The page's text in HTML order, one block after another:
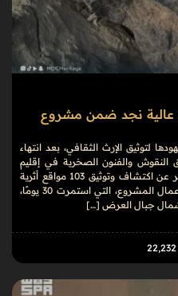
في عالية نجد ضمن مشروع
لتوثيق الإرث الثقافي، بعد انتهاء
والفنون الصخرية في إقليم
عالية نجد بمنطقة الرياض، والذي أسفر عن اكتشاف وتوثيق 103 مواقع أثرية
تضم شواهد تاريخية متنوعة. وشملت أعمال المشروع، التي استمرت 30 يومًا،
شمال جبال العرض […]
22٬232